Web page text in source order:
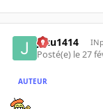
jazu1414
Posté(e) le 27
AUTEUR